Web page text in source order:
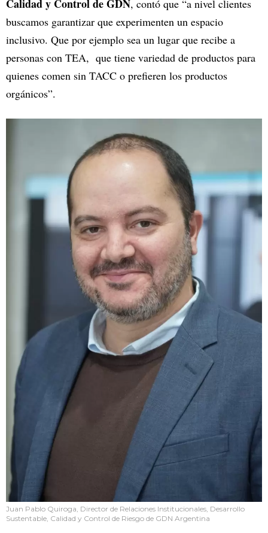
Calidad y Control de GDN, contó que “a nivel clientes
buscamos garantizar que experimenten un espacio
inclusivo. Que por ejemplo sea un lugar que recibe a
personas con TEA, que tiene variedad de productos para
quienes comen sin TACC o prefieren los productos
orgánicos”.
Juan Pablo Quiroga, Director de Relaciones Institucionales, Desarrollo
Sustentable, Calidad y Control de Riesgo de GDN Argentina